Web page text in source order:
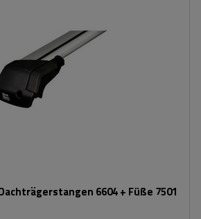
6604 + Füße 7501